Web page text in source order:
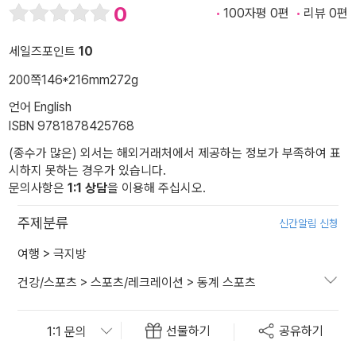
0 100자평 0편 리뷰 0편
세일즈포인트 10
200쪽146*216mm272g
언어 English
ISBN 9781878425768
(종수가 많은) 외서는 해외거래처에서 제공하는 정보가 부족하여 표
시하지 못하는 경우가 있습니다.
문의사항은 1:1 상담을 이용해 주십시오.
주제분류 신간알림 신청
여행 > 극지방
건강/스포츠 > 스포츠/레크레이션 > 동계 스포츠
선물하기 공유하기